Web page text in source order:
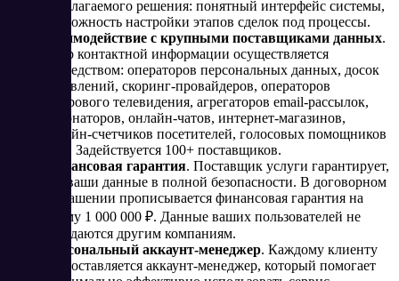
предлагаемого решения: понятный интерфейс системы,
возможность настройки этапов сделок под процессы.
Взаимодействие с крупными поставщиками данных.
Сбор контактной информации осуществляется
посредством: операторов персональных данных, досок
объявлений, скоринг-провайдеров, операторов
цифрового телевидения, агрегаторов email-рассылок,
купонаторов, онлайн-чатов, интернет-магазинов,
онлайн-счетчиков посетителей, голосовых помощников
и др. Задействуется 100+ поставщиков.
Финансовая гарантия. Поставщик услуги гарантирует,
что ваши данные в полной безопасности. В договорном
соглашении прописывается финансовая гарантия на
сумму 1 000 000 ₽. Данные ваших пользователей не
передаются другим компаниям.
Персональный аккаунт-менеджер. Каждому клиенту
предоставляется аккаунт-менеджер, который помогает